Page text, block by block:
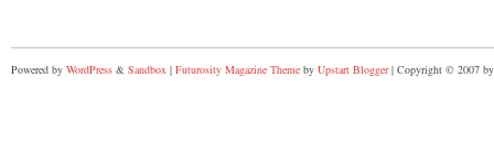
Powered by WordPress & Sandbox | Futurosity Magazine Theme by Upstart Blogger| Copyright © 2007 by